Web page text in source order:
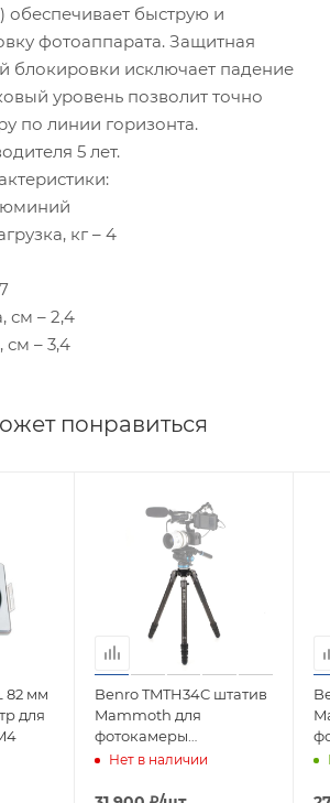
обеспечивает быструю и
фотоаппарата. Защитная
блокировки исключает падение
уровень позволит точно
по линии горизонта.
5 лет.
кг – 4
см – 2,4
– 3,4
понравиться
82 мм
для
Benro TMTH34C штатив
Mammoth для
фотокамеры
карбоновый с цангами
Нет в наличии